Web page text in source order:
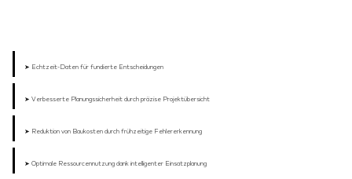
➤ Echtzeit-Daten für fundierte Entscheidungen
➤ Verbesserte Planungssicherheit durch präzise Projektübersicht
➤ Reduktion von Baukosten durch frühzeitige Fehlererkennung
➤ Optimale Ressourcennutzung dank intelligenter Einsatzplanung